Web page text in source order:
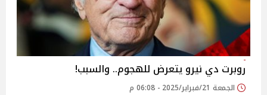
روبرت دي نيرو يتعرض للهجوم.. والسبب!
الجمعة 21/فبراير/2025 - 06:08 م